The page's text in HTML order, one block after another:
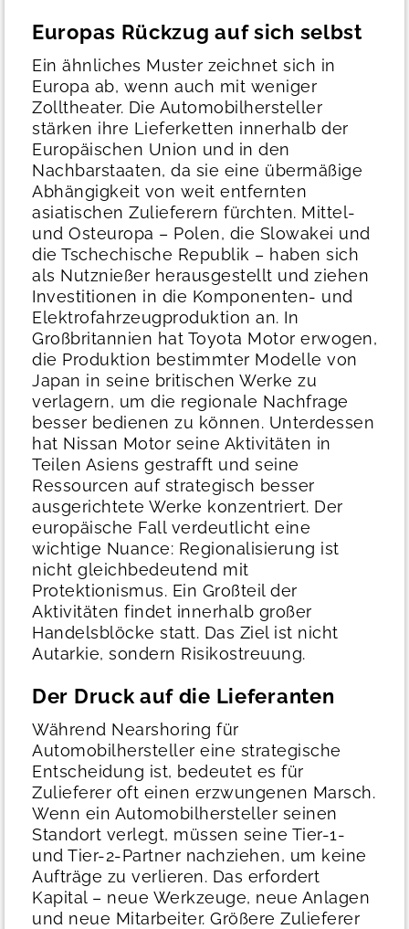
Europas Rückzug auf sich selbst
Ein ähnliches Muster zeichnet sich in
Europa ab, wenn auch mit weniger
Zolltheater. Die Automobilhersteller
stärken ihre Lieferketten innerhalb der
Europäischen Union und in den
Nachbarstaaten, da sie eine übermäßige
Abhängigkeit von weit entfernten
asiatischen Zulieferern fürchten. Mittel-
und Osteuropa – Polen, die Slowakei und
die Tschechische Republik – haben sich
als Nutznießer herausgestellt und ziehen
Investitionen in die Komponenten- und
Elektrofahrzeugproduktion an. In
Großbritannien hat Toyota Motor erwogen,
die Produktion bestimmter Modelle von
Japan in seine britischen Werke zu
verlagern, um die regionale Nachfrage
besser bedienen zu können. Unterdessen
hat Nissan Motor seine Aktivitäten in
Teilen Asiens gestrafft und seine
Ressourcen auf strategisch besser
ausgerichtete Werke konzentriert. Der
europäische Fall verdeutlicht eine
wichtige Nuance: Regionalisierung ist
nicht gleichbedeutend mit
Protektionismus. Ein Großteil der
Aktivitäten findet innerhalb großer
Handelsblöcke statt. Das Ziel ist nicht
Autarkie, sondern Risikostreuung.
Der Druck auf die Lieferanten
Während Nearshoring für
Automobilhersteller eine strategische
Entscheidung ist, bedeutet es für
Zulieferer oft einen erzwungenen Marsch.
Wenn ein Automobilhersteller seinen
Standort verlegt, müssen seine Tier-1-
und Tier-2-Partner nachziehen, um keine
Aufträge zu verlieren. Das erfordert
Kapital – neue Werkzeuge, neue Anlagen
und neue Mitarbeiter. Größere Zulieferer